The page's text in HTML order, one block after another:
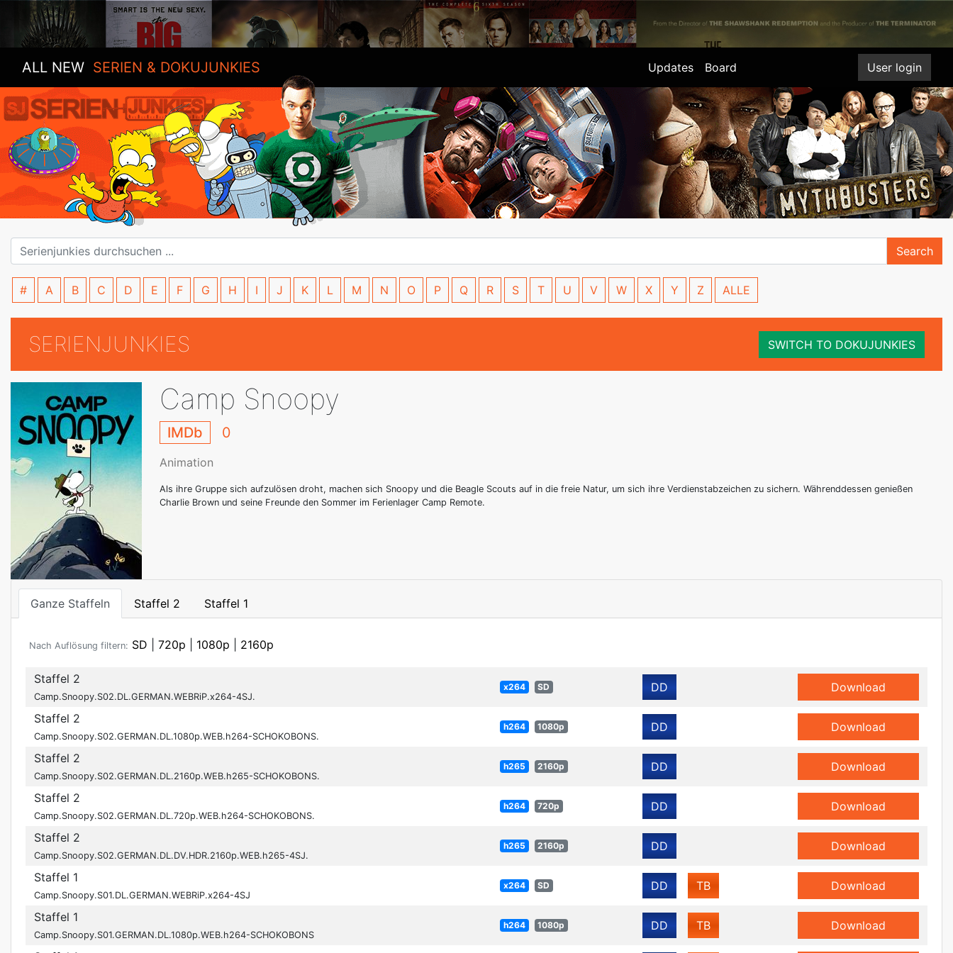
ALL NEW SERIEN & DOKUJUNKIES Updates Board User login
Search
# A B C D E F G H I J K L M N O P Q R S T U V W X Y Z ALLE
SERIENJUNKIES SWITCH TO DOKUJUNKIES
Camp Snoopy
IMDb 0
Animation
Als ihre Gruppe sich aufzulösen droht, machen sich Snoopy und die Beagle Scouts auf in die freie Natur, um sich ihre Verdienstabzeichen zu sichern. Währenddessen genießen
Charlie Brown und seine Freunde den Sommer im Ferienlager Camp Remote.
Ganze Staffeln Staffel 2 Staffel 1
Nach Auflösung filtern: SD 720p 1080p 2160p
Staffel 2
Camp.Snoopy.S02.DL.GERMAN.WEBRiP.x264-4SJ.
x264 SD DD Download
Staffel 2
Camp.Snoopy.S02.GERMAN.DL.1080p.WEB.h264-SCHOKOBONS.
h264 1080p DD Download
Staffel 2
Camp.Snoopy.S02.GERMAN.DL.2160p.WEB.h265-SCHOKOBONS.
h265 2160p DD Download
Staffel 2
Camp.Snoopy.S02.GERMAN.DL.720p.WEB.h264-SCHOKOBONS.
h264 720p DD Download
Staffel 2
Camp.Snoopy.S02.GERMAN.DL.DV.HDR.2160p.WEB.h265-4SJ.
h265 2160p DD Download
Staffel 1
Camp.Snoopy.S01.DL.GERMAN.WEBRiP.x264-4SJ
x264 SD DD TB Download
Staffel 1
Camp.Snoopy.S01.GERMAN.DL.1080p.WEB.h264-SCHOKOBONS
h264 1080p DD TB Download